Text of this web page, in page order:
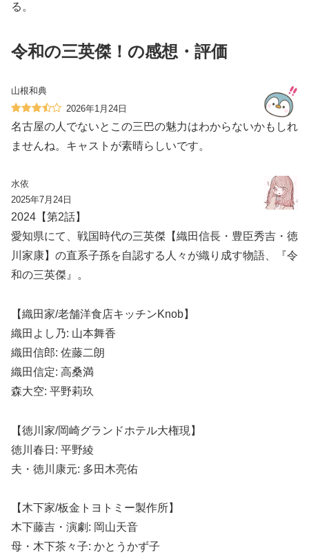
る。
令和の三英傑！の感想・評価
山根和典
2026年1月24日
名古屋の人でないとこの三巴の魅力はわからないかもしれ
ませんね。キャストが素晴らしいです。
水依
2025年7月24日
2024【第2話】
愛知県にて、戦国時代の三英傑【織田信長・豊臣秀吉・徳
川家康】の直系子孫を自認する人々が織り成す物語、『令
和の三英傑』。
【織田家/老舗洋食店キッチンKnob】
織田よし乃: 山本舞香
織田信郎: 佐藤二朗
織田信定: 高桑満
森大空: 平野莉玖
【徳川家/岡崎グランドホテル大権現】
徳川春日: 平野綾
夫・徳川康元: 多田木亮佑
【木下家/板金トヨトミー製作所】
木下藤吉・演劇: 岡山天音
母・木下茶々子: かとうかず子